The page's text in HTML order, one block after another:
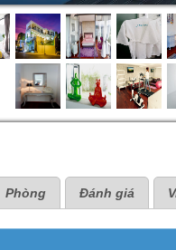
Phòng Đánh giá